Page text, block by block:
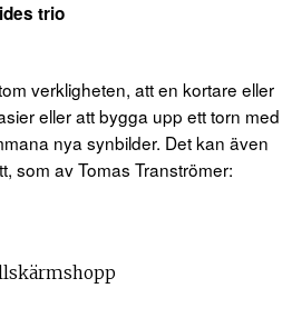
trio
verkligheten, att en kortare eller
eller att bygga upp ett torn med
nya synbilder. Det kan även
som av Tomas Tranströmer: